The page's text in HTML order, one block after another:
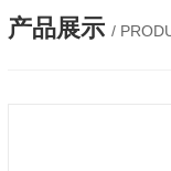
产品展示 /